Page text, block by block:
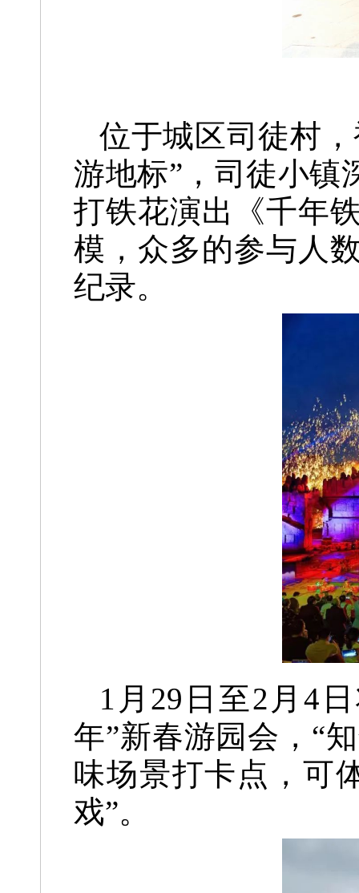
位于城区司徒村，
游地标”， 司徒小镇
打铁花演出《千年
模， 众多的参与人
纪录。
1月29日至2月4日
年”新春游园会， “
味场景打卡点， 可
戏”。